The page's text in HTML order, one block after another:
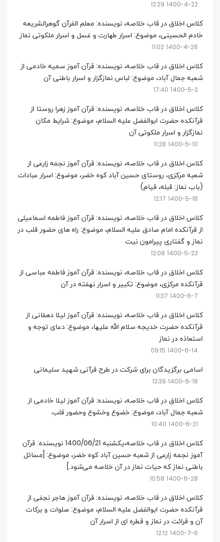
1400-4-22 12:29
کلاس اخلاق در قاب خلاصه، نویسنده: معلم القرآن گوهرالشریعه
خادم الحسینی، موضوع: اسرار طهارت و غسل و اسرار ملکوتی نماز
1400-4-26 11:02
کلاس اخلاق در قاب خلاصه، نویسنده: قرآن آموز سمیه خادمی از
شعبه جمال آباد، موضوع: لباس نمازگزار و اسرار باطنی آن
1400-5-3 17:40
کلاس اخلاق در قاب خلاصه، نویسنده: قرآن آموز زهرا روستا از
قرآنکده حضرت ابوالفضل علیه السلام، موضوع: شرایط مکان
نمازگزار و اسرار ملکوتی آن
1400-5-10 11:28
کلاس اخلاق در قاب خلاصه، نویسنده: قرآن آموز نجمه زارعی از
شعبه مرکزی، روستای حسین آباد کوه خضر، موضوع: اسرار عبادات
(باب نماز: قبله، قیام)
1400-5-18 12:17
کلاس اخلاق در قاب خلاصه، نویسنده: قرآن آموز فاطمه اسماعیلی
از قرآنکده امام صادق علیه السلام، موضوع: راه های حضور قلب در
نماز و گفتاری پیرامون نیت
1400-5-23 12:08
کلاس اخلاق در قاب خلاصه، نویسنده: قرآن آموز فاطمه عباسی از
قرآنکده مرکزی، موضوع: تکبیر و اسرار نهفته در آن
1400-6-7 11:37
کلاس اخلاق در قاب خلاصه، نویسنده: قرآن آموز لیلا دهقانی از
قرآنکده حضرت خدیجه سلام الله علیها، موضوع: دعای توجه و
استعاذه در نماز
1400-6-14 09:15
اسامی برگزیدگان برای شرکت در طرح قرآنی شهید سلیمانی
1400-6-18 13:39
کلاس اخلاق در قاب خلاصه، نویسنده: قرآن آموز لیلا خادمی از
شعبه جمال آباد، موضوع: خضوع وخشوع وحضور قلب.
1400-6-21 10:40
کلاس اخلاق در قاب خلاصه،یکشنبه 1400/06/21 نویسنده: قرآن
آموز نجمه زارعی از شعبه حسین آباد کوه خضر، موضوع: [مسائل
باطنی نماز که حیات نماز در آن خلاصه می‌شود.]
1400-6-28 10:58
کلاس اخلاق در قاب خلاصه، نویسنده: قرآن آموز هاجر نجفی از
قرآنکده حضرت ابوالفضل علیه السلام، موضوع: صلوات و برکات
آن و قرائت در نماز و قطره ای از اسرار آن
1400-7-6 12:12